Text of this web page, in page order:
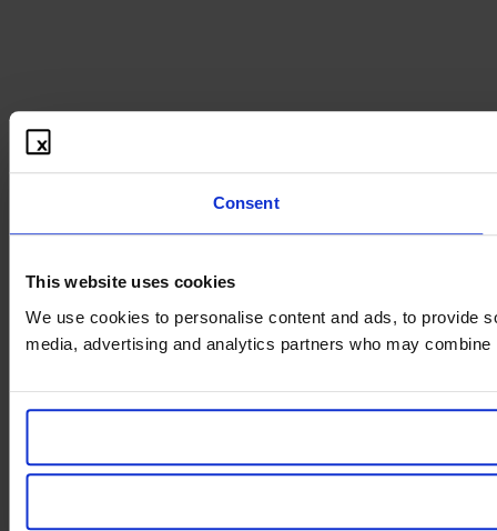
Consent
This website uses cookies
We use cookies to personalise content and ads, to provide
media, advertising and analytics partners who may